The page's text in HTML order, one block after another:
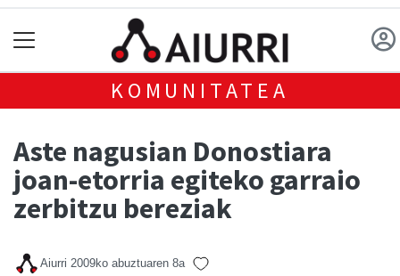
KOMUNITATEA
Aste nagusian Donostiara
joan-etorria egiteko garraio
zerbitzu bereziak
Aiurri 2009ko abuztuaren 8a